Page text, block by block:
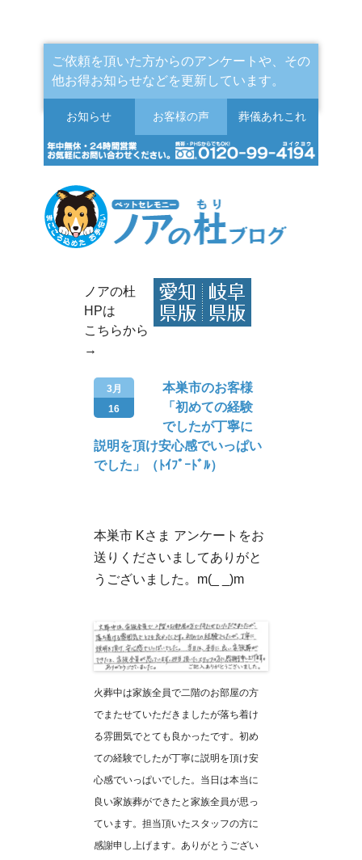
ご依頼を頂いた方からのアンケートや、その
他お得お知らせなどを更新しています。
お知らせ お客様の声 葬儀あれこれ
ノアの杜
HPは
こちらから
→
3月
16
本巣市のお客様
「初めての経験
でしたが丁寧に
説明を頂け安心感でいっぱい
でした」（ﾄｲﾌﾟｰﾄﾞﾙ）
本巣市 Kさま アンケートをお
送りくださいましてありがと
うございました。m(_ _)m
火葬中は家族全員で二階のお部屋の方
でまたせていただきましたが落ち着け
る雰囲気でとても良かったです。初め
ての経験でしたが丁寧に説明を頂け安
心感でいっぱいでした。当日は本当に
良い家族葬ができたと家族全員が思っ
ています。担当頂いたスタッフの方に
感謝申し上げます。ありがとうござい